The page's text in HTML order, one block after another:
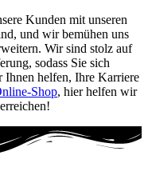
Kunden mit unseren
und wir bemühen uns
Wir sind stolz auf
sodass Sie sich
Ihnen helfen, Ihre Karriere
Shop, hier helfen wir